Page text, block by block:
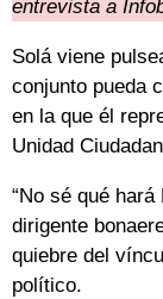
entrevista a
Solá viene
conjunto pueda
en la que él
Unidad
“No sé qué
dirigente
quiebre del
político.